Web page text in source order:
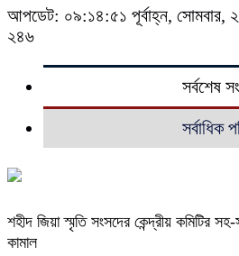
আপডেট: ০৯:১৪:৫১ পূর্বাহ্ন, সোমবার,
২৪৬
সর্বশেষ
সর্বাধিক
শহীদ জিয়া স্মৃতি সংসদের কেন্দ্রীয় কমিটির
কামাল